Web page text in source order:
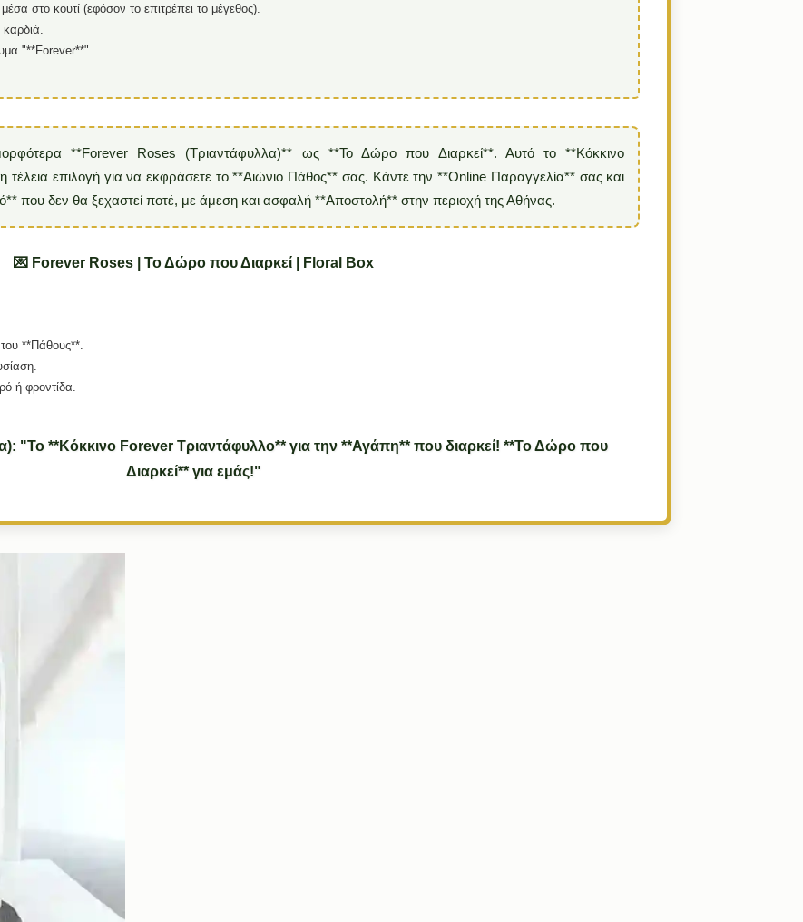
στο κουτί (εφόσον το επιτρέπει το μέγεθος).
"**Forever**".
**Forever Roses (Τριαντάφυλλα)** ως **Το Δώρο που Διαρκεί**. Αυτό το **Κόκκινο
τέλεια επιλογή για να εκφράσετε το **Αιώνιο Πάθος** σας. Κάντε την **Online Παραγγελία** σας και
που δεν θα ξεχαστεί ποτέ, με άμεση και ασφαλή **Αποστολή** στην περιοχή της Αθήνας.
💌 Forever Roses | Το Δώρο που Διαρκεί | Floral Box
**Πάθους**.
ή φροντίδα.
"Το **Κόκκινο Forever Τριαντάφυλλο** για την **Αγάπη** που διαρκεί! **Το Δώρο που
Διαρκεί** για εμάς!"